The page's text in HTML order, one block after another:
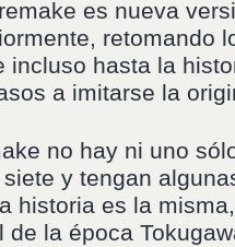
es nueva
retomando
incluso hasta la
a imitarse la
no hay ni uno
y tengan
historia es la
de la época